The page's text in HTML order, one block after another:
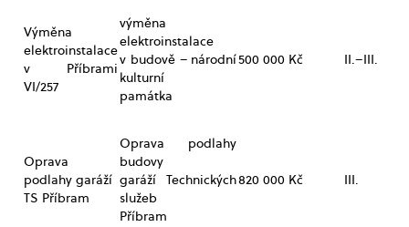
Výměna
elektroinstalace
v Příbrami
VI/257
výměna
elektroinstalace
v budově – národní
kulturní
památka
500 000 Kč II.–III.
Oprava
podlahy garáží
TS Příbram
Oprava podlahy
budovy
garáží Technických
služeb
Příbram
820 000 Kč III.